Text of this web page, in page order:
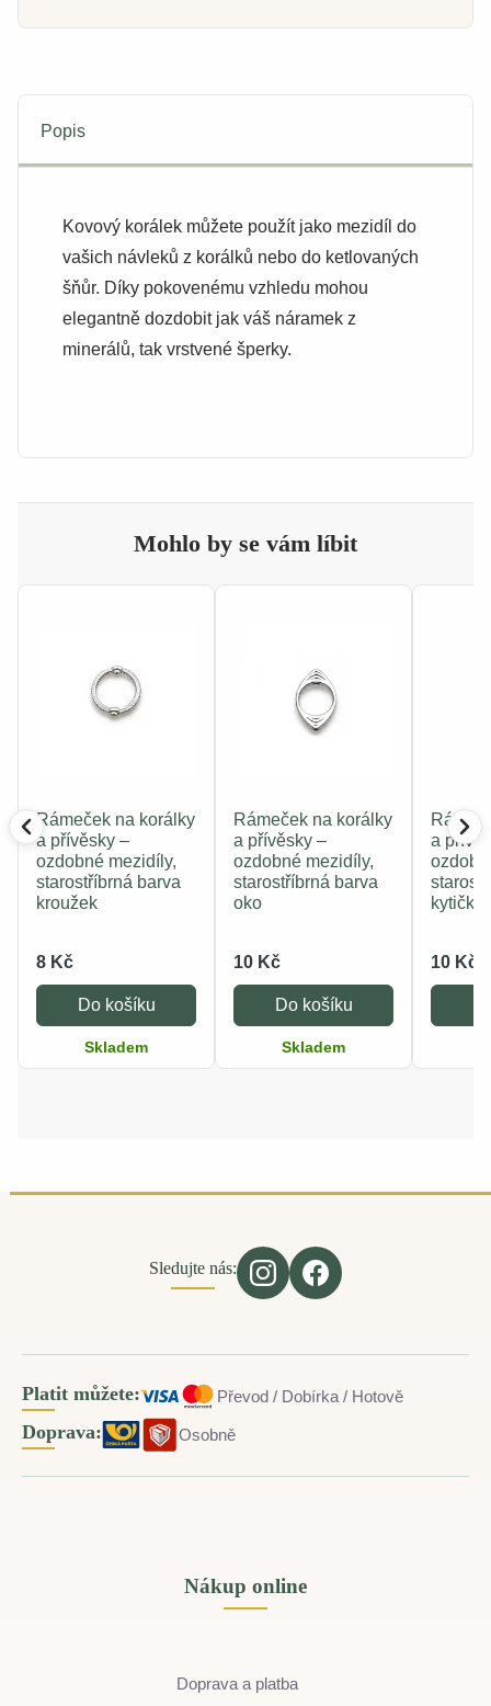
Popis
Kovový korálek můžete použít jako mezidíl do
vašich návleků z korálků nebo do ketlovaných
šňůr. Díky pokovenému vzhledu mohou
elegantně dozdobit jak váš náramek z
minerálů, tak vrstvené šperky.
Mohlo by se vám líbit
Rámeček na korálky
a přívěsky –
ozdobné mezidíly,
starostříbrná barva
kroužek
8 Kč
Do košíku
Skladem
Rámeček na korálky
a přívěsky –
ozdobné mezidíly,
starostříbrná barva
oko
10 Kč
Do košíku
Skladem
a
kytička
10 Kč
Sledujte nás:
Platit můžete: Převod / Dobírka / Hotově
Doprava: Osobně
Nákup online
Doprava a platba